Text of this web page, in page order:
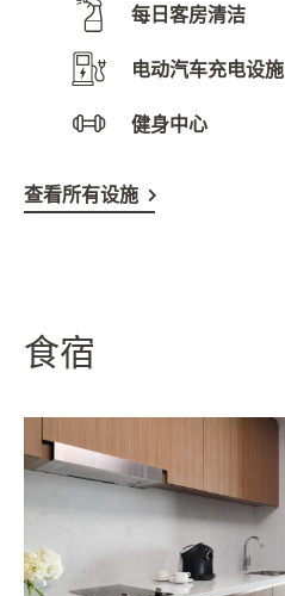
每日客房清洁
电动汽车充电设施
健身中心
查看所有设施
食宿